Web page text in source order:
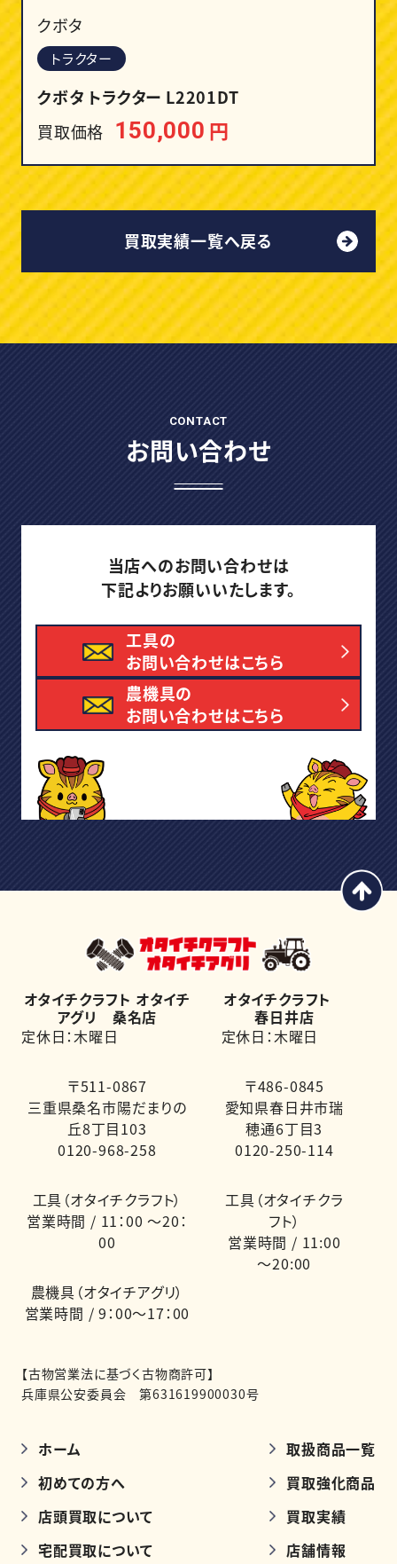
クボタ
トラクター
クボタ トラクター L2201DT
買取価格 150,000 円
買取実績一覧へ戻る
CONTACT
お問い合わせ
当店へのお問い合わせは
下記よりお願いいたします。
工具の
お問い合わせはこちら
農機具の
お問い合わせはこちら
オタイチクラフト オタイチ
アグリ 桑名店
定休日：木曜日
〒511-0867
三重県桑名市陽だまりの
丘8丁目103
0120-968-258
工具（オタイチクラフト）
営業時間 / 11：00 ～20：
00
農機具（オタイチアグリ）
営業時間 / 9：00～17：00
オタイチクラフト
春日井店
定休日：木曜日
〒486-0845
愛知県春日井市瑞
穂通6丁目3
0120-250-114
工具（オタイチクラ
フト）
営業時間 / 11:00
～20:00
【古物営業法に基づく古物商許可】
兵庫県公安委員会 第631619900030号
ホーム
初めての方へ
店頭買取について
宅配買取について
取扱商品一覧
買取強化商品
買取実績
店舗情報